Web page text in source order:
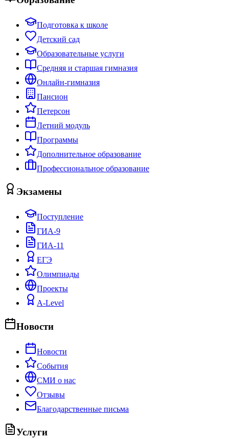
Подготовка к школе
Детский сад
Образовательные услуги
Средняя и старшая гимназия
Онлайн-гимназия
Пансион
Петерсон
Летний модуль
Программы
Дополнительное образование
Профессиональное образование
Экзамены
Поступление
ГИА-9
ГИА-11
ЕГЭ
Олимпиады
Проекты
A-Level
Новости
Новости
События
СМИ о нас
Отзывы
Благодарственные письма
Услуги